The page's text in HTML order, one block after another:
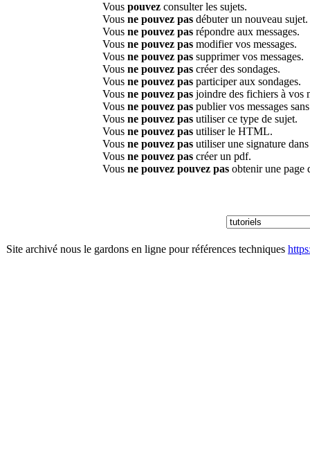
Vous pouvez consulter les sujets.
Vous ne pouvez pas débuter un nouveau sujet.
Vous ne pouvez pas répondre aux messages.
Vous ne pouvez pas modifier vos messages.
Vous ne pouvez pas supprimer vos messages.
Vous ne pouvez pas créer des sondages.
Vous ne pouvez pas participer aux sondages.
Vous ne pouvez pas joindre des fichiers à vos
Vous ne pouvez pas publier vos messages
Vous ne pouvez pas utiliser ce type de sujet.
Vous ne pouvez pas utiliser le HTML.
Vous ne pouvez pas utiliser une signature
Vous ne pouvez pas créer un pdf.
Vous ne pouvez pouvez pas obtenir une page
Site archivé nous le gardons en ligne pour références techniques